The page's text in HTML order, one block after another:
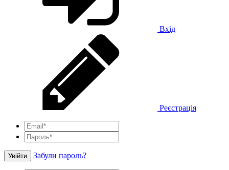
Вхід
Реєстрація
Увійти Забули пароль?